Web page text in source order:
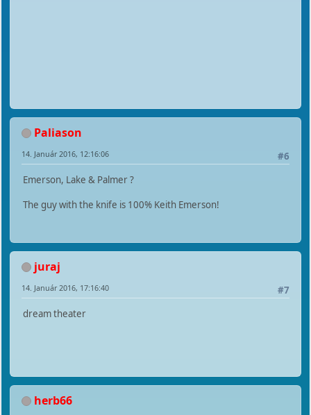
Paliason
#6
14. Január 2016, 12:16:06
Emerson, Lake & Palmer ?
The guy with the knife is 100% Keith Emerson!
juraj
#7
14. Január 2016, 17:16:40
dream theater
herb66